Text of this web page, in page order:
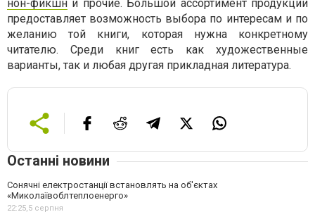
нон-фикшн и прочие. Большой ассортимент продукции
предоставляет возможность выбора по интересам и по
желанию той книги, которая нужна конкретному
читателю. Среди книг есть как художественные
варианты, так и любая другая прикладная литература.
Останні новини
Сонячні електростанції встановлять на об'єктах
«Миколаївоблтеплоенерго»
22:25,5 серпня